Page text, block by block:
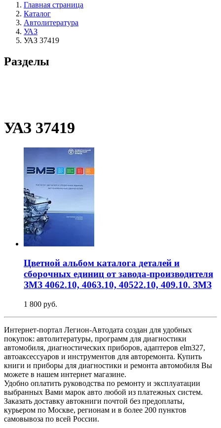
Главная страница
Каталог
Автолитература
УАЗ
УАЗ 37419
Разделы
УАЗ 37419
Цветной альбом каталога деталей и
сборочных единиц от завода-производителя
ЗМЗ 4062.10, 4063.10, 40522.10, 409.10. ЗМЗ
1 800 руб.
Интернет-портал Легион-Автодата создан для удобных
покупок: автолитературы, программ для диагностики
автомобиля, диагностических приборов, адаптеров elm327,
автоаксессуаров и инструментов для авторемонта. Купить
книги и приборы для диагностики и ремонта автомобиля Вы
можете в нашем интернет магазине.
Удобно оплатить руководства по ремонту и эксплуатации
выбранных Вами марок авто любой из платежных систем.
Заказать доставку автокниги почтой без предоплаты,
курьером по Москве, регионам и в более 200 пунктов
самовывоза по всей России.